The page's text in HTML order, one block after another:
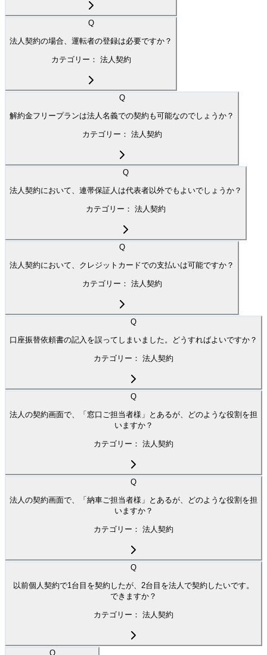
Q
法人契約の場合、運転者の登録は必要ですか？
カテゴリー： 法人契約
Q
解約金フリープランは法人名義での契約も可能なのでしょうか？
カテゴリー： 法人契約
Q
法人契約において、連帯保証人は代表者以外でもよいでしょうか？
カテゴリー： 法人契約
Q
法人契約において、クレジットカードでの支払いは可能ですか？
カテゴリー： 法人契約
Q
口座振替依頼書の記入を誤ってしまいました。どうすればよいですか？
カテゴリー： 法人契約
Q
法人の契約画面で、「窓口ご担当者様」とあるが、どのような役割を担
いますか？
カテゴリー： 法人契約
Q
法人の契約画面で、「納車ご担当者様」とあるが、どのような役割を担
いますか？
カテゴリー： 法人契約
Q
以前個人契約で1台目を契約したが、2台目を法人で契約したいです。
できますか？
カテゴリー： 法人契約
Q